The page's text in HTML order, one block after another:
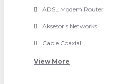
ADSL Modem Router
Aksesoris Networks
Cable Coaxial
View More